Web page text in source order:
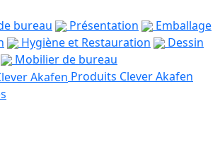
bureau
Présentation
Emballage
Hygiène et Restauration
Dessin
Mobilier de bureau
Produits Clever Akafen